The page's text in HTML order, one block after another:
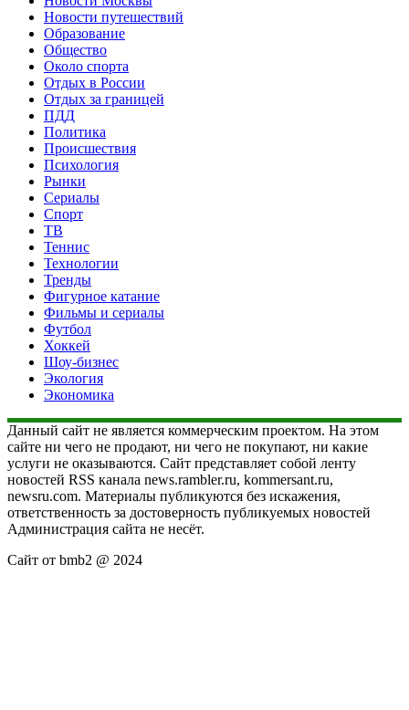
Новости путешествий
Образование
Общество
Около спорта
Отдых в России
Отдых за границей
ПДД
Политика
Происшествия
Психология
Рынки
Сериалы
Спорт
ТВ
Теннис
Технологии
Тренды
Фигурное катание
Фильмы и сериалы
Футбол
Хоккей
Шоу-бизнес
Экология
Экономика
Данный сайт не является коммерческим проектом. На этом
сайте ни чего не продают, ни чего не покупают, ни какие
услуги не оказываются. Сайт представляет собой ленту
новостей RSS канала news.rambler.ru, kommersant.ru,
newsru.com. Материалы публикуются без искажения,
ответственность за достоверность публикуемых новостей
Администрация сайта не несёт.
Сайт от bmb2 @ 2024